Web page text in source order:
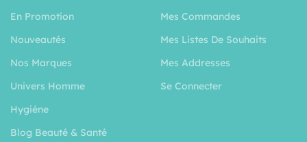
En Promotion
Nouveautés
Nos Marques
Univers Homme
Hygiéne
Blog Beauté & Santé
Mes Commandes
Mes Listes De Souhaits
Mes Addresses
Se Connecter